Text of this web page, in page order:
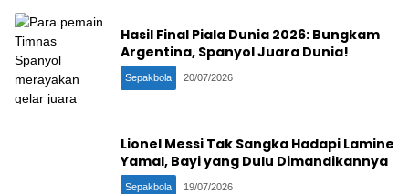
Hasil Final Piala Dunia 2026: Bungkam
Argentina, Spanyol Juara Dunia!
Sepakbola 20/07/2026
Lionel Messi Tak Sangka Hadapi Lamine
Yamal, Bayi yang Dulu Dimandikannya
Sepakbola 19/07/2026